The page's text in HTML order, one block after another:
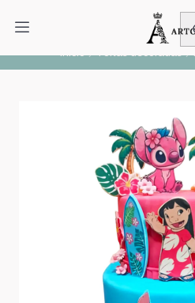
PIDA CON MUCHA
Inicio Tortas decoradas